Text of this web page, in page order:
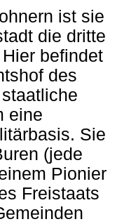
ist sie
die dritte
befindet
des
eine
Sie
(jede
Pionier
Freistaats